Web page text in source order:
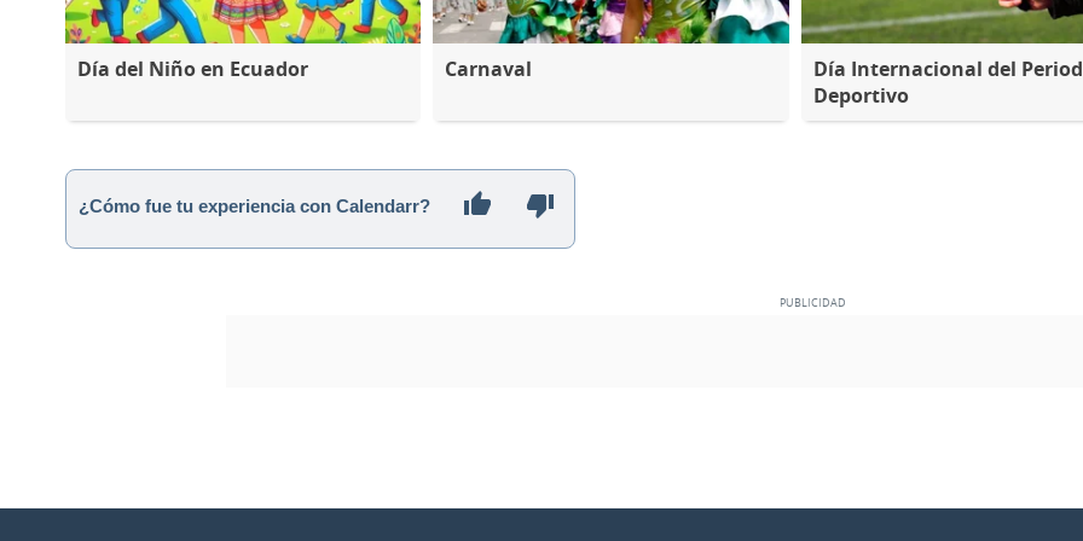
Día del Niño en Ecuador Carnaval
Día Internacional del
Deportivo
¿Cómo fue tu experiencia con Calendarr?